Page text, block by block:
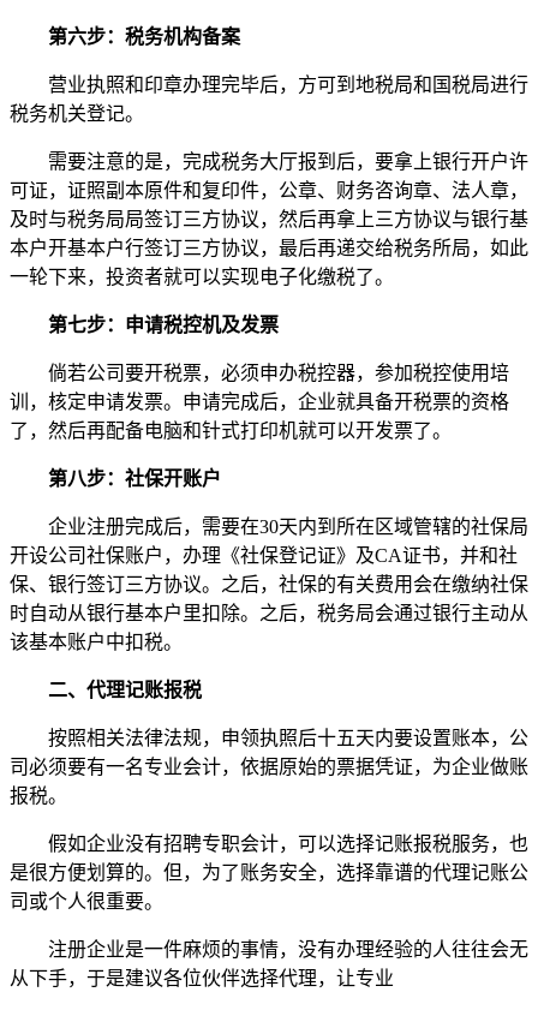
第六步：税务机构备案
营业执照和印章办理完毕后，方可到地税局和国税局进行
税务机关登记。
需要注意的是，完成税务大厅报到后，要拿上银行开户许
可证，证照副本原件和复印件，公章、财务咨询章、法人章，
及时与税务局局签订三方协议，然后再拿上三方协议与银行基
本户开基本户行签订三方协议，最后再递交给税务所局，如此
一轮下来，投资者就可以实现电子化缴税了。
第七步：申请税控机及发票
倘若公司要开税票，必须申办税控器，参加税控使用培
训，核定申请发票。申请完成后，企业就具备开税票的资格
了，然后再配备电脑和针式打印机就可以开发票了。
第八步：社保开账户
企业注册完成后，需要在30天内到所在区域管辖的社保局
开设公司社保账户，办理《社保登记证》及CA证书，并和社
保、银行签订三方协议。之后，社保的有关费用会在缴纳社保
时自动从银行基本户里扣除。之后，税务局会通过银行主动从
该基本账户中扣税。
二、代理记账报税
按照相关法律法规，申领执照后十五天内要设置账本，公
司必须要有一名专业会计，依据原始的票据凭证，为企业做账
报税。
假如企业没有招聘专职会计，可以选择记账报税服务，也
是很方便划算的。但，为了账务安全，选择靠谱的代理记账公
司或个人很重要。
注册企业是一件麻烦的事情，没有办理经验的人往往会无
从下手，于是建议各位伙伴选择代理，让专业